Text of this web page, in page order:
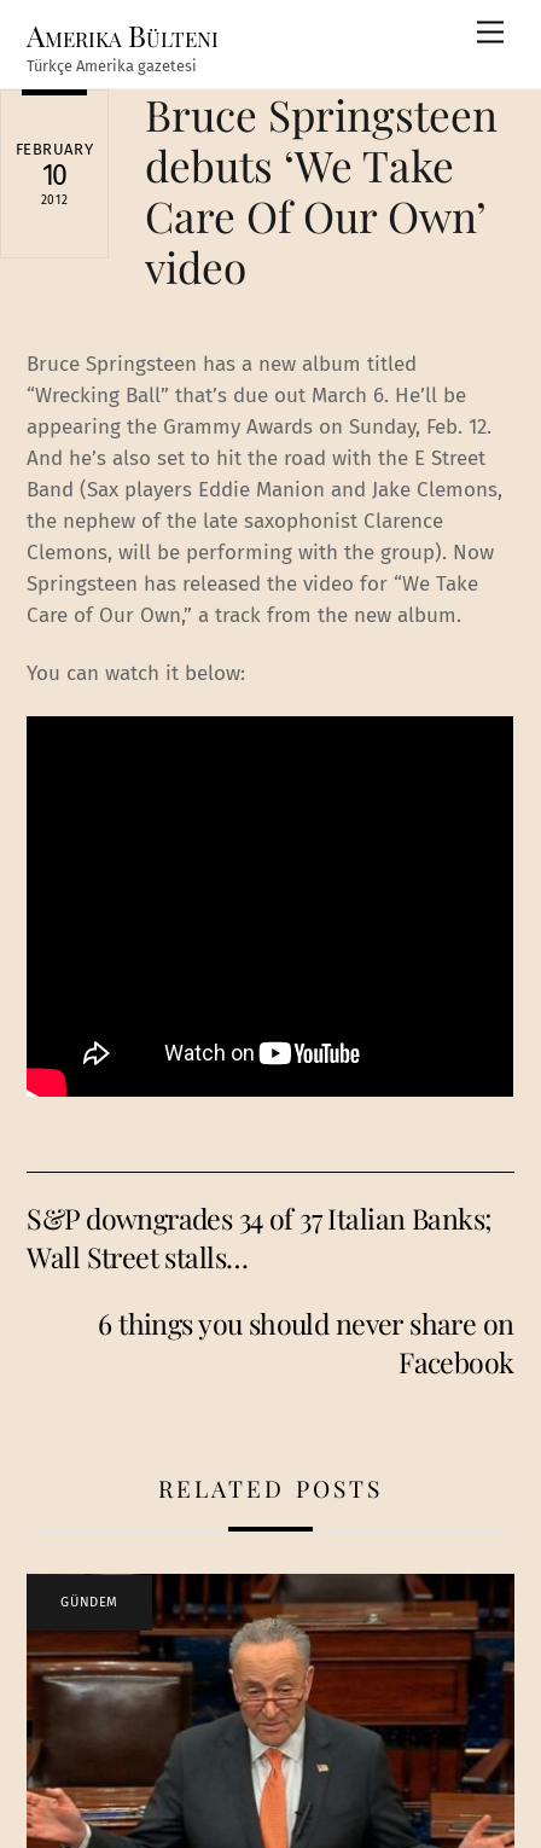
content
Amerika Bülteni
Türkçe Amerika gazetesi
FEBRUARY
10
2012
Bruce Springsteen
debuts ‘We Take
Care Of Our Own’
video
Bruce Springsteen has a new album titled
“Wrecking Ball” that’s due out March 6. He’ll be
appearing the Grammy Awards on Sunday, Feb. 12.
And he’s also set to hit the road with the E Street
Band (Sax players Eddie Manion and Jake Clemons,
the nephew of the late saxophonist Clarence
Clemons, will be performing with the group). Now
Springsteen has released the video for “We Take
Care of Our Own,” a track from the new album.
You can watch it below:
S&P downgrades 34 of 37 Italian Banks;
Wall Street stalls…
6 things you should never share on
Facebook
RELATED POSTS
GÜNDEM